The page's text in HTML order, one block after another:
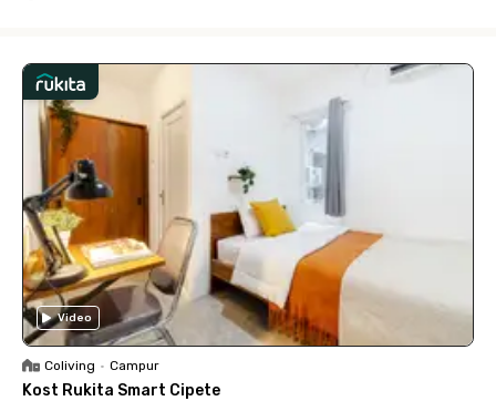
Video
Coliving • Campur
Kost Rukita Smart Cipete